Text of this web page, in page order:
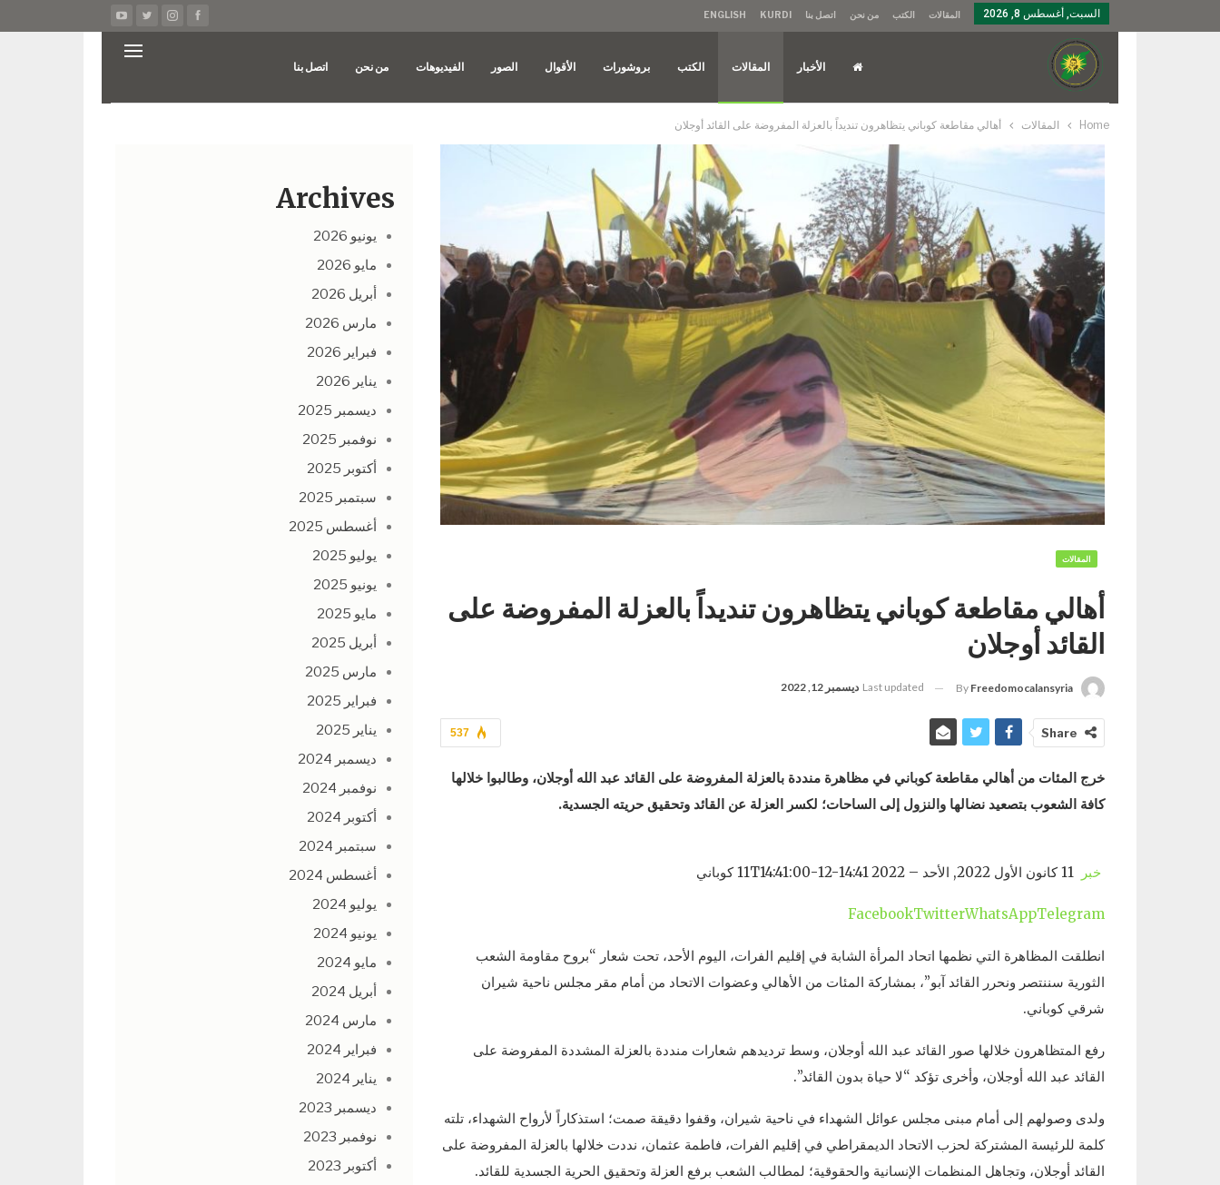
السبت, أغسطس 8, 2026 المقالات الكتب من نحن اتصل بنا KURDI
ENGLISH
الأخبار المقالات الكتب بروشورات الأقوال الصور الفيديوهات من نحن اتصل بنا
Home المقالات أهالي مقاطعة كوباني يتظاهرون تنديداً بالعزلة المفروضة على القائد أوجلان
المقالات
أهالي مقاطعة كوباني يتظاهرون تنديداً بالعزلة المفروضة على
القائد أوجلان
By Freedomocalansyria
Last updated ديسمبر 12, 2022
537 Share
خرج المئات من أهالي مقاطعة كوباني في مظاهرة منددة بالعزلة المفروضة على القائد عبد الله أوجلان، وطالبوا خلالها
كافة الشعوب بتصعيد نضالها والنزول إلى الساحات؛ لكسر العزلة عن القائد وتحقيق حريته الجسدية.
خبر
FacebookTwitterWhatsAppTelegram
انطلقت المظاهرة التي نظمها اتحاد المرأة الشابة في إقليم الفرات، اليوم الأحد، تحت شعار “بروح مقاومة الشعب
الثورية سننتصر ونحرر القائد آبو”، بمشاركة المئات من الأهالي وعضوات الاتحاد من أمام مقر مجلس ناحية شيران
شرقي كوباني.
رفع المتظاهرون خلالها صور القائد عبد الله أوجلان، وسط ترديدهم شعارات منددة بالعزلة المشددة المفروضة على
القائد عبد الله أوجلان، وأخرى تؤكد “لا حياة بدون القائد”.
ولدى وصولهم إلى أمام مبنى مجلس عوائل الشهداء في ناحية شيران، وقفوا دقيقة صمت؛ استذكاراً لأرواح الشهداء، تلته
كلمة للرئيسة المشتركة لحزب الاتحاد الديمقراطي في إقليم الفرات، فاطمة عثمان، نددت خلالها بالعزلة المفروضة على
القائد أوجلان، وتجاهل المنظمات الإنسانية والحقوقية؛ لمطالب الشعب برفع العزلة وتحقيق الحرية الجسدية للقائد.
Archives
يونيو 2026
مايو 2026
أبريل 2026
مارس 2026
فبراير 2026
يناير 2026
ديسمبر 2025
نوفمبر 2025
أكتوبر 2025
سبتمبر 2025
أغسطس 2025
يوليو 2025
يونيو 2025
مايو 2025
أبريل 2025
مارس 2025
فبراير 2025
يناير 2025
ديسمبر 2024
نوفمبر 2024
أكتوبر 2024
سبتمبر 2024
أغسطس 2024
يوليو 2024
يونيو 2024
مايو 2024
أبريل 2024
مارس 2024
فبراير 2024
يناير 2024
ديسمبر 2023
نوفمبر 2023
أكتوبر 2023